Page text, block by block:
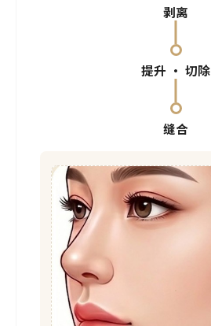
剥离
提升 · 切除
缝合